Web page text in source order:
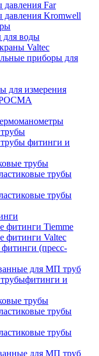
давления Far
давления Kromwell
воды
Valtec
приборы для
для измерения
РОСМА
фитинги и
трубы
трубы
трубы
Tiemme
фитинги Valtec
(пресс-
для МП труб
и
трубы
трубы
трубы
для МП труб